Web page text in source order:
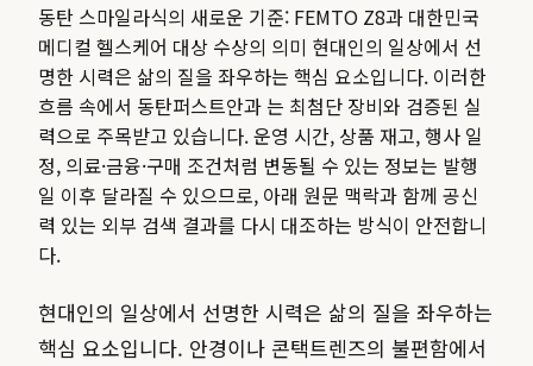
동탄 스마일라식의 새로운 기준: FEMTO Z8과 대한민국
메디컬 헬스케어 대상 수상의 의미 현대인의 일상에서 선
명한 시력은 삶의 질을 좌우하는 핵심 요소입니다. 이러한
흐름 속에서 동탄퍼스트안과 는 최첨단 장비와 검증된 실
력으로 주목받고 있습니다.운영 시간, 상품 재고, 행사 일
정, 의료·금융·구매 조건처럼 변동될 수 있는 정보는 발행
일 이후 달라질 수 있으므로, 아래 원문 맥락과 함께 공신
력 있는 외부 검색 결과를 다시 대조하는 방식이 안전합니
다.
현대인의 일상에서 선명한 시력은 삶의 질을 좌우하는
핵심 요소입니다. 안경이나 콘택트렌즈의 불편함에서